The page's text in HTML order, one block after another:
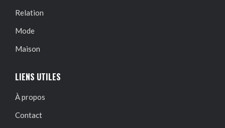
Relation
Mode
Maison
LIENS UTILES
À propos
Contact